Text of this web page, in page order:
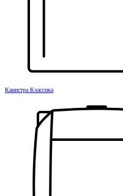
Канистра Классика